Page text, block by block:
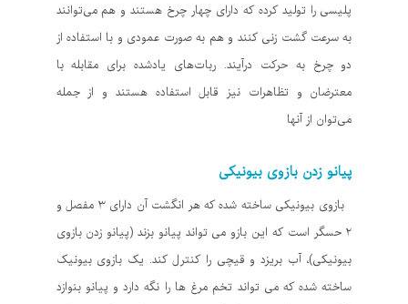
پلیسی را تولید کرده که دارای چهار چرخ هستند و هم می‌توانند
به سرعت گشت زنی کنند و هم به صورت عمودی و با استفاده از
دو چرخ به حرکت درآیند. ربات‌های یادشده برای مقابله با
معترضان و تظاهرات نیز قابل استفاده هستند و از جمله
می‌توان از آنها
پیانو زدن بازوی بیونیکی
بازوی بیونیکی ساخته شده که هر انگشت آن دارای ۳ مفصل و
۲ حسگر است که این بازو می تواند پیانو بزند (پیانو زدن بازوی
بیونیکی)، آب بریزد و قیچی را کنترل کند. یک بازوی بیونیک
ساخته شده که می تواند تخم مرغ ها را نگه دارد و پیانو بنوازد